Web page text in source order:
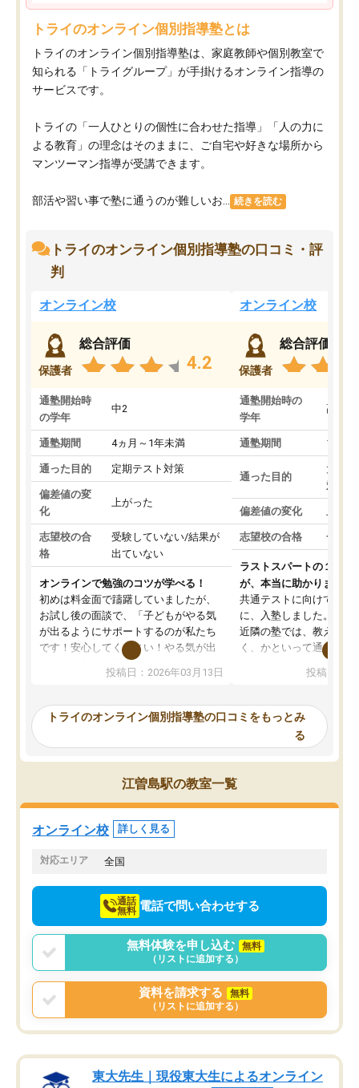
トライのオンライン個別指導塾とは
トライのオンライン個別指導塾は、家庭教師や個別教室で
知られる「トライグループ」が手掛けるオンライン指導の
サービスです。
トライの「一人ひとりの個性に合わせた指導」「人の力に
よる教育」の理念はそのままに、ご自宅や好きな場所から
マンツーマン指導が受講できます。
部活や習い事で塾に通うのが難しいお... 続きを読む
トライのオンライン個別指導塾の口コミ・評
判
オンライン校
保護者
総合評価
4.2
通塾開始時
の学年
中2
通塾期間 4ヵ月～1年未満
通った目的 定期テスト対策
偏差値の変
化
上がった
志望校の合
格
受験していない/結果が
出ていない
オンラインで勉強のコツが学べる！
初めは料金面で躊躇していましたが、
お試し後の面談で、「子どもがやる気
が出るようにサポートするのが私たち
です！安心してください！やる気が出
ないのは私たち講師の責任です」と言
ってくださり、確かに！と考えて、思
ったんですが、学生の先生から学ぶこ
み、徐々に成績が上がったらいいなと
思っていました。何が今足りないのか
を的確に指導いただき、子どももびっ
くりするほど楽しんでやる気を持って
塾を受けています。狙い通り、少しず
つ成績も上がり、苦手意識も無くなっ
てきたので、さらに苦手な数学も追加
でお願いしました。来年の高校受験に
投稿日：2026年03月13日
オンライン校
保護者
総合評価
通塾開始時の
学年
高3
通塾期間 1～3
通った目的
大学
対策
偏差値の変化 上が
志望校の合格 合格
ラストスパートの１か月
が、本当に助かりました
共通テストに向けての追
に、入塾しました。田舎
近隣の塾では、教えても
く、かといって通うには
可能なので本当に助か
らないところをピンポイ
頂いて、とてもわかり
していました。一生を
スト、多少お金がかかっ
投稿日：
トライのオンライン個別指導塾の口コミをもっとみ
る
江曽島駅の教室一覧
オンライン校 詳しく見る
対応エリア 全国
通話
無料 電話で問い合わせする
無料体験を申し込む
無料
（リストに追加する）
資料を請求する
無料
（リストに追加する）
東大先生｜現役東大生によるオンライン